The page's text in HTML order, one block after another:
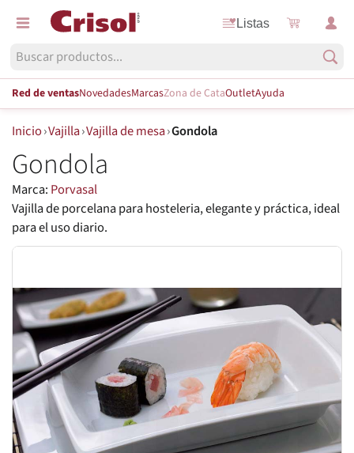
Listas
Red de ventasNovedadesMarcasZona de CataOutletAyuda
Inicio›Vajilla›Vajilla de mesa›Gondola
Gondola
Marca: Porvasal
Vajilla de porcelana para hosteleria, elegante y práctica, ideal
para el uso diario.